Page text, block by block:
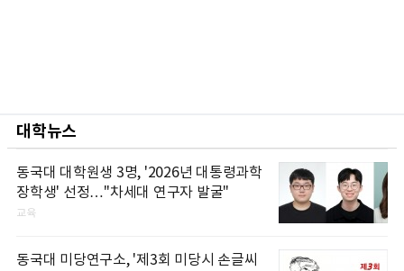
대학뉴스
동국대 대학원생 3명, '2026년 대통령과학
장학생' 선정…"차세대 연구자 발굴"
교육
동국대 미당연구소, '제3회 미당시 손글씨